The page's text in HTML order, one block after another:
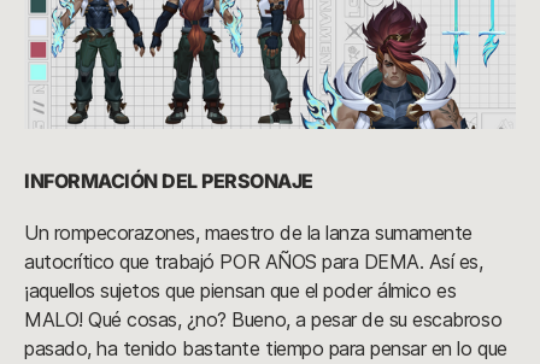
INFORMACIÓN DEL PERSONAJE
Un rompecorazones, maestro de la lanza sumamente
autocrítico que trabajó POR AÑOS para DEMA. Así es,
¡aquellos sujetos que piensan que el poder álmico es
MALO! Qué cosas, ¿no? Bueno, a pesar de su escabroso
pasado, ha tenido bastante tiempo para pensar en lo que